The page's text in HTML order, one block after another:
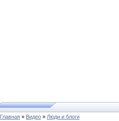
Главная » Видео » Люди и блоги